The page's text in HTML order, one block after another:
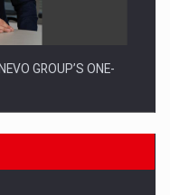
GROUP’S ONE-